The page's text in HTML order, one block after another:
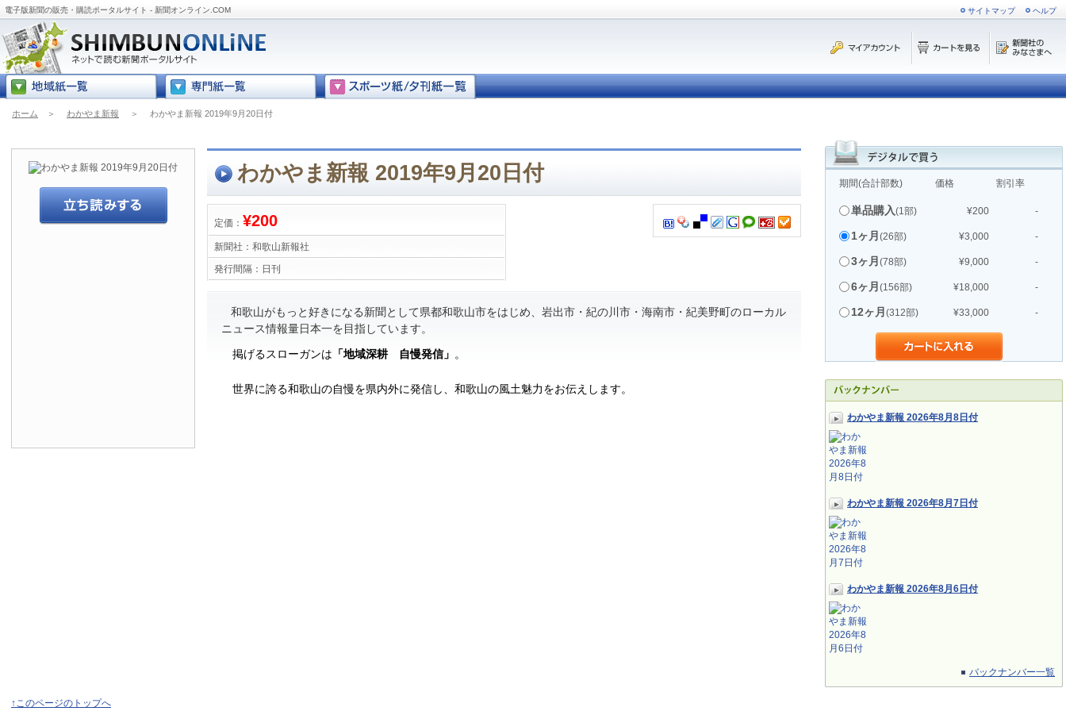
電子版新聞の販売・購読ポータルサイト - 新聞オンライン.COM サイトマップ ヘルプ
ホーム ＞ わかやま新報 ＞ わかやま新報 2019年9月20日付
期間(合計部数) 価格 割引率
単品購入(1部) ¥200 -
1ヶ月 (26部) ¥3,000 -
3ヶ月 (78部) ¥9,000 -
6ヶ月 (156部) ¥18,000 -
12ヶ月 (312部) ¥33,000 -
わかやま新報 2026年8月8日付
わかやま新報 2026年8月7日付
わかやま新報 2026年8月6日付
バックナンバー一覧
わかやま新報 2019年9月20日付
定価： ¥200
新聞社： 和歌山新報社
発行間隔： 日刊
和歌山がもっと好きになる新聞として県都和歌山市をはじめ、岩出市・紀の川市・海南市・紀美野町のローカル
ニュース情報量日本一を目指しています。
掲げるスローガンは 「地域深耕 自慢発信」 。
世界に誇る和歌山の自慢を県内外に発信し、和歌山の風土魅力をお伝えします。
↑このページのトップへ